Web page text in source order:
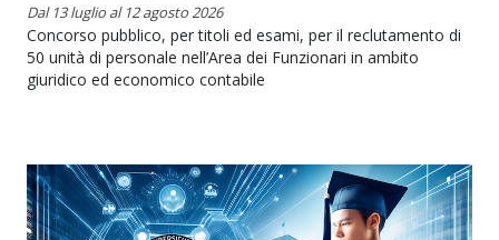
Dal 13 luglio al 12 agosto 2026
Concorso pubblico, per titoli ed esami, per il reclutamento di
50 unità di personale nell’Area dei Funzionari in ambito
giuridico ed economico contabile